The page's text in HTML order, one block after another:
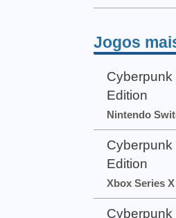
Jogos
Cyberpunk
Edition
Nintendo
Cyberpunk
Edition
Xbox Series X
Cyberpunk